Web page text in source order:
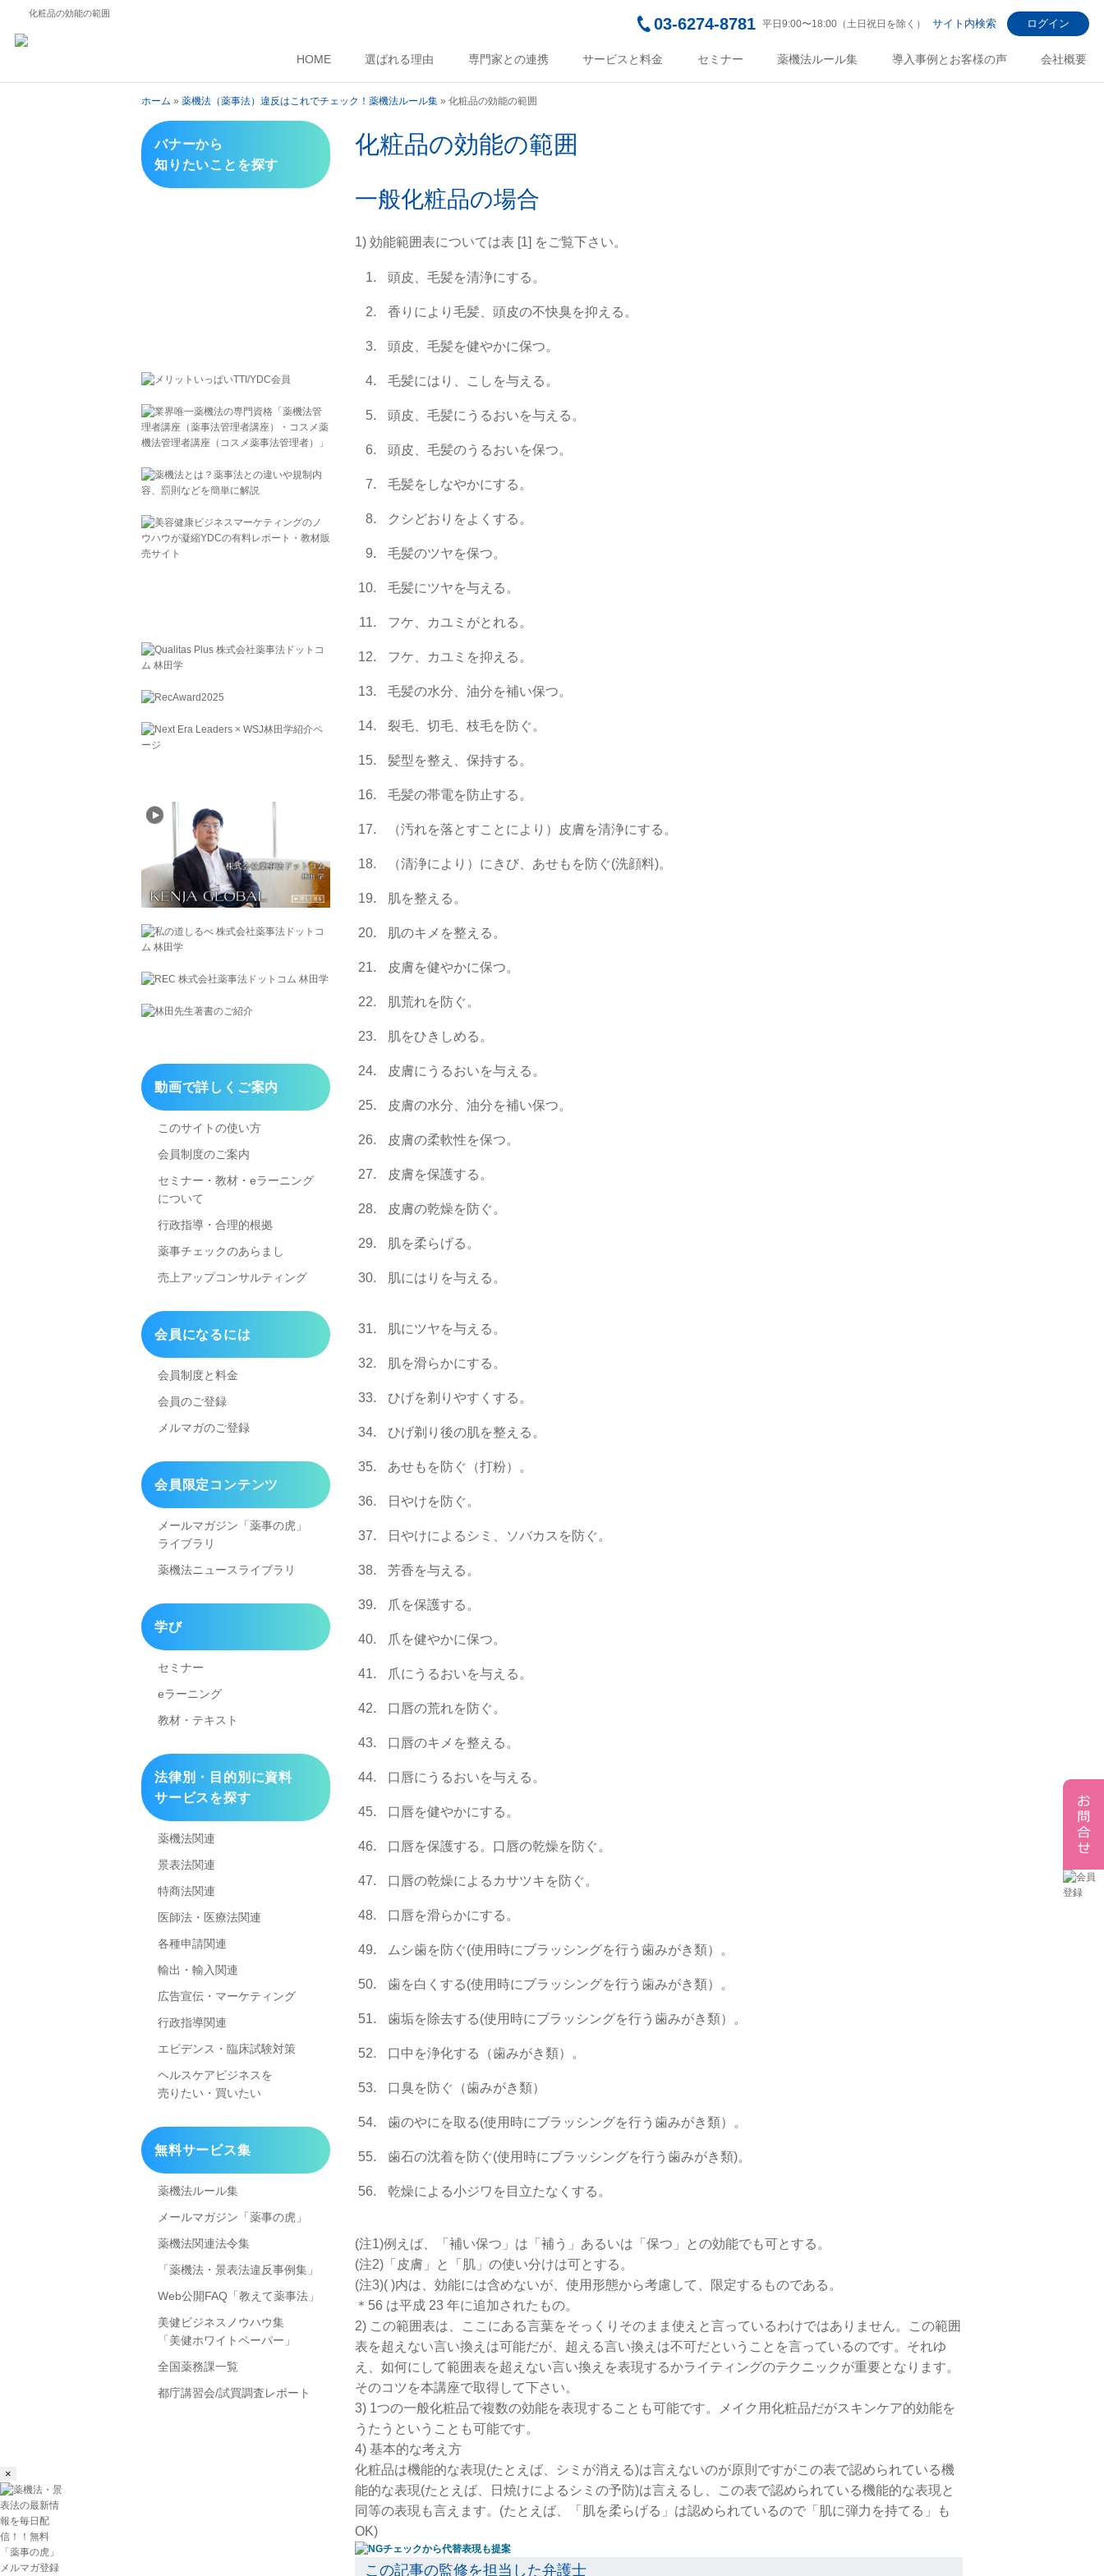
化粧品の効能の範囲
03-6274-8781 平日9:00〜18:00（土日祝日を除く） サイト内検索 ログイン
HOME 選ばれる理由 専門家との連携 サービスと料金 セミナー 薬機法ルール集 導入事例とお客様の声 会社概要
×
ホーム » 薬機法（薬事法）違反はこれでチェック！薬機法ルール集 » 化粧品の効能の範囲
化粧品の効能の範囲
一般化粧品の場合
1) 効能範囲表については表 [1] をご覧下さい。
頭皮、毛髪を清浄にする。
香りにより毛髪、頭皮の不快臭を抑える。
頭皮、毛髪を健やかに保つ。
毛髪にはり、こしを与える。
頭皮、毛髪にうるおいを与える。
頭皮、毛髪のうるおいを保つ。
毛髪をしなやかにする。
クシどおりをよくする。
毛髪のツヤを保つ。
毛髪にツヤを与える。
フケ、カユミがとれる。
フケ、カユミを抑える。
毛髪の水分、油分を補い保つ。
裂毛、切毛、枝毛を防ぐ。
髪型を整え、保持する。
毛髪の帯電を防止する。
（汚れを落とすことにより）皮膚を清浄にする。
（清浄により）にきび、あせもを防ぐ(洗顔料)。
肌を整える。
肌のキメを整える。
皮膚を健やかに保つ。
肌荒れを防ぐ。
肌をひきしめる。
皮膚にうるおいを与える。
皮膚の水分、油分を補い保つ。
皮膚の柔軟性を保つ。
皮膚を保護する。
皮膚の乾燥を防ぐ。
肌を柔らげる。
肌にはりを与える。
肌にツヤを与える。
肌を滑らかにする。
ひげを剃りやすくする。
ひげ剃り後の肌を整える。
あせもを防ぐ（打粉）。
日やけを防ぐ。
日やけによるシミ、ソバカスを防ぐ。
芳香を与える。
爪を保護する。
爪を健やかに保つ。
爪にうるおいを与える。
口唇の荒れを防ぐ。
口唇のキメを整える。
口唇にうるおいを与える。
口唇を健やかにする。
口唇を保護する。口唇の乾燥を防ぐ。
口唇の乾燥によるカサツキを防ぐ。
口唇を滑らかにする。
ムシ歯を防ぐ(使用時にブラッシングを行う歯みがき類）。
歯を白くする(使用時にブラッシングを行う歯みがき類）。
歯垢を除去する(使用時にブラッシングを行う歯みがき類）。
口中を浄化する（歯みがき類）。
口臭を防ぐ（歯みがき類）
歯のやにを取る(使用時にブラッシングを行う歯みがき類）。
歯石の沈着を防ぐ(使用時にブラッシングを行う歯みがき類)。
乾燥による小ジワを目立たなくする。
(注1)例えば、「補い保つ」は「補う」あるいは「保つ」との効能でも可とする。
(注2)「皮膚」と「肌」の使い分けは可とする。
(注3)( )内は、効能には含めないが、使用形態から考慮して、限定するものである。
＊56 は平成 23 年に追加されたもの。
2) この範囲表は、ここにある言葉をそっくりそのまま使えと言っているわけではありません。この範囲
表を超えない言い換えは可能だが、超える言い換えは不可だということを言っているのです。それゆ
え、如何にして範囲表を超えない言い換えを表現するかライティングのテクニックが重要となります。
そのコツを本講座で取得して下さい。
3) 1つの一般化粧品で複数の効能を表現することも可能です。メイク用化粧品だがスキンケア的効能を
うたうということも可能です。
4) 基本的な考え方
化粧品は機能的な表現(たとえば、シミが消える)は言えないのが原則ですがこの表で認められている機
能的な表現(たとえば、日焼けによるシミの予防)は言えるし、この表で認められている機能的な表現と
同等の表現も言えます。(たとえば、「肌を柔らげる」は認められているので「肌に弾力を持てる」も
OK)
この記事の監修を担当した弁護士
バナーから
知りたいことを探す
動画で詳しくご案内
このサイトの使い方
会員制度のご案内
セミナー・教材・eラーニング
について
行政指導・合理的根拠
薬事チェックのあらまし
売上アップコンサルティング
会員になるには
会員制度と料金
会員のご登録
メルマガのご登録
会員限定コンテンツ
メールマガジン「薬事の虎」
ライブラリ
薬機法ニュースライブラリ
学び
セミナー
eラーニング
教材・テキスト
法律別・目的別に資料
サービスを探す
薬機法関連
景表法関連
特商法関連
医師法・医療法関連
各種申請関連
輸出・輸入関連
広告宣伝・マーケティング
行政指導関連
エビデンス・臨床試験対策
ヘルスケアビジネスを
売りたい・買いたい
無料サービス集
薬機法ルール集
メールマガジン「薬事の虎」
薬機法関連法令集
「薬機法・景表法違反事例集」
Web公開FAQ「教えて薬事法」
美健ビジネスノウハウ集
「美健ホワイトペーパー」
全国薬務課一覧
都庁講習会/試買調査レポート